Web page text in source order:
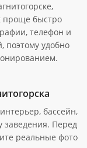
проще быстро
телефон и
поэтому удобно
бассейн,
заведения. Перед
реальные фото